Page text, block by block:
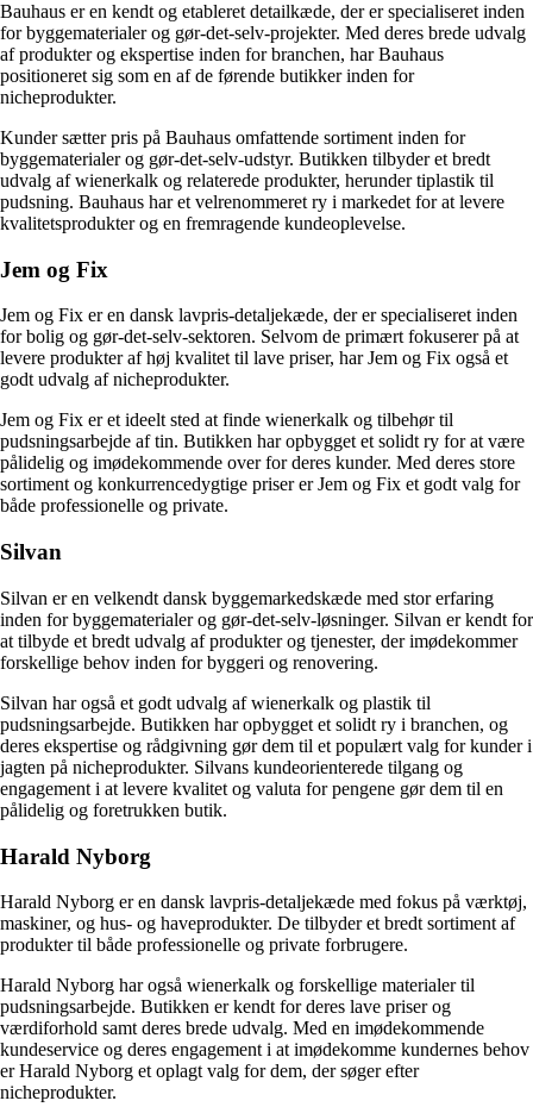
Bauhaus er en kendt og etableret detailkæde, der er specialiseret inden
for byggematerialer og gør-det-selv-projekter. Med deres brede udvalg
af produkter og ekspertise inden for branchen, har Bauhaus
positioneret sig som en af de førende butikker inden for
nicheprodukter.
Kunder sætter pris på Bauhaus omfattende sortiment inden for
byggematerialer og gør-det-selv-udstyr. Butikken tilbyder et bredt
udvalg af wienerkalk og relaterede produkter, herunder tiplastik til
pudsning. Bauhaus har et velrenommeret ry i markedet for at levere
kvalitetsprodukter og en fremragende kundeoplevelse.
Jem og Fix
Jem og Fix er en dansk lavpris-detaljekæde, der er specialiseret inden
for bolig og gør-det-selv-sektoren. Selvom de primært fokuserer på at
levere produkter af høj kvalitet til lave priser, har Jem og Fix også et
godt udvalg af nicheprodukter.
Jem og Fix er et ideelt sted at finde wienerkalk og tilbehør til
pudsningsarbejde af tin. Butikken har opbygget et solidt ry for at være
pålidelig og imødekommende over for deres kunder. Med deres store
sortiment og konkurrencedygtige priser er Jem og Fix et godt valg for
både professionelle og private.
Silvan
Silvan er en velkendt dansk byggemarkedskæde med stor erfaring
inden for byggematerialer og gør-det-selv-løsninger. Silvan er kendt for
at tilbyde et bredt udvalg af produkter og tjenester, der imødekommer
forskellige behov inden for byggeri og renovering.
Silvan har også et godt udvalg af wienerkalk og plastik til
pudsningsarbejde. Butikken har opbygget et solidt ry i branchen, og
deres ekspertise og rådgivning gør dem til et populært valg for kunder i
jagten på nicheprodukter. Silvans kundeorienterede tilgang og
engagement i at levere kvalitet og valuta for pengene gør dem til en
pålidelig og foretrukken butik.
Harald Nyborg
Harald Nyborg er en dansk lavpris-detaljekæde med fokus på værktøj,
maskiner, og hus- og haveprodukter. De tilbyder et bredt sortiment af
produkter til både professionelle og private forbrugere.
Harald Nyborg har også wienerkalk og forskellige materialer til
pudsningsarbejde. Butikken er kendt for deres lave priser og
værdiforhold samt deres brede udvalg. Med en imødekommende
kundeservice og deres engagement i at imødekomme kundernes behov
er Harald Nyborg et oplagt valg for dem, der søger efter
nicheprodukter.